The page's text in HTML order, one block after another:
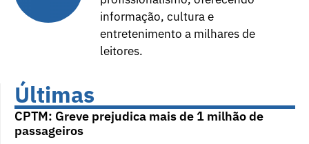
informação, cultura e
entretenimento a milhares de
leitores.
Últimas
CPTM: Greve prejudica mais de 1 milhão de
passageiros